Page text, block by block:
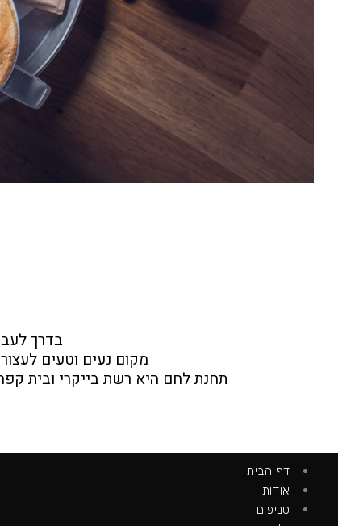
בדרך
מקום נעים וטעים
תחנת לחם היא רשת בייקרי ובית
דף הבית
אודות
סניפים